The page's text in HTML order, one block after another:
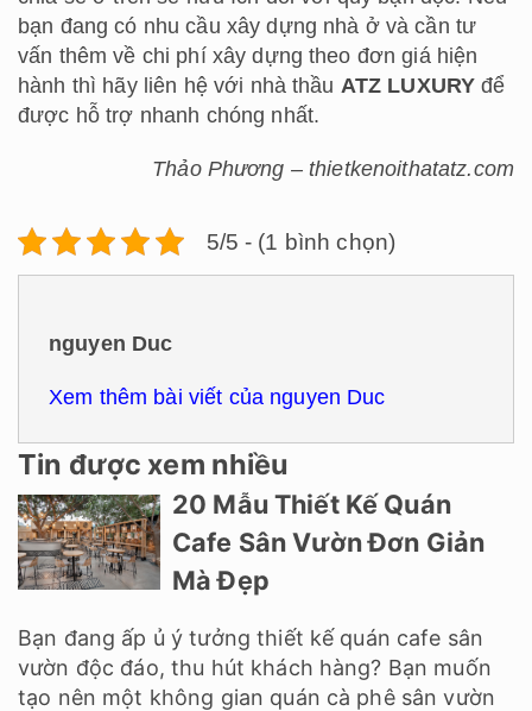
bạn đang có nhu cầu xây dựng nhà ở và cần tư
vấn thêm về chi phí xây dựng theo đơn giá hiện
hành thì hãy liên hệ với nhà thầu ATZ LUXURY để
được hỗ trợ nhanh chóng nhất.
Thảo Phương – thietkenoithatatz.com
5/5 - (1 bình chọn)
nguyen Duc
Xem thêm bài viết của nguyen Duc
Tin được xem nhiều
20 Mẫu Thiết Kế Quán
Cafe Sân Vườn Đơn Giản
Mà Đẹp
Bạn đang ấp ủ ý tưởng thiết kế quán cafe sân
vườn độc đáo, thu hút khách hàng? Bạn muốn
tạo nên một không gian quán cà phê sân vườn